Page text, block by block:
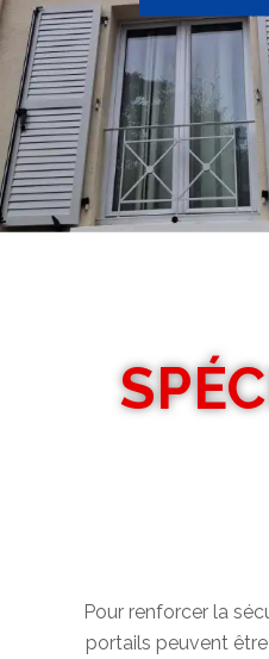
Pour renforcer la
portails peuvent